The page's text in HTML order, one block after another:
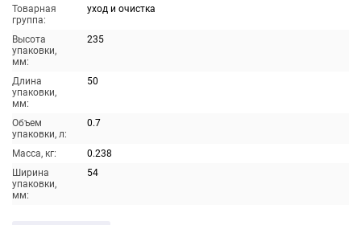
Товарная
группа:
уход и очистка
Высота
упаковки,
мм:
235
Длина
упаковки,
мм:
50
Объем
упаковки, л:
0.7
Масса, кг:
0.238
Ширина
упаковки,
мм:
54